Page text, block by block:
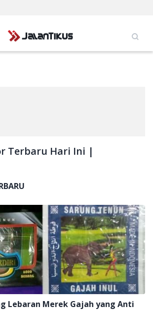
Terbaru Hari Ini |
Lebaran Merek Gajah yang Anti